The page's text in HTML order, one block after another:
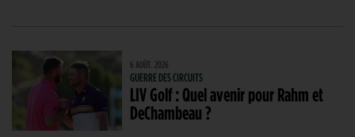
6 AOÛT. 2026
GUERRE DES CIRCUITS
LIV Golf : Quel avenir pour Rahm et
DeChambeau ?